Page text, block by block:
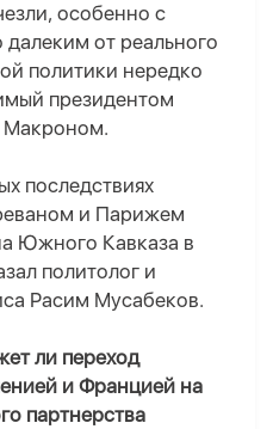
особенно с
далеким от реального
политики нередко
президентом
Макроном.
последствиях
и Парижем
Южного Кавказа в
политолог и
Расим Мусабеков.
ли переход
и Францией на
партнерства